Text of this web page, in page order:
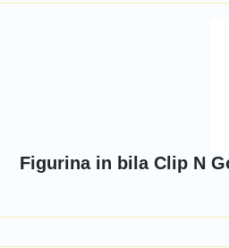
Figurina in bila Clip N